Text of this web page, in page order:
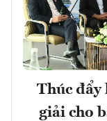
Thúc đẩy
giải cho